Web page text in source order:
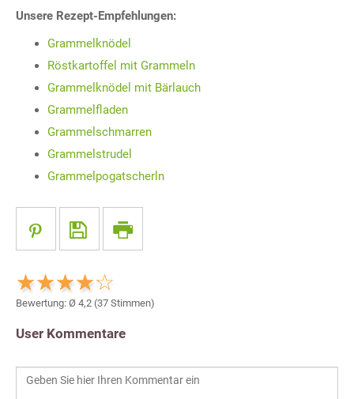
Unsere Rezept-Empfehlungen:
Grammelknödel
Röstkartoffel mit Grammeln
Grammelknödel mit Bärlauch
Grammelfladen
Grammelschmarren
Grammelstrudel
Grammelpogatscherln
Bewertung: Ø 4,2 (37 Stimmen)
User Kommentare